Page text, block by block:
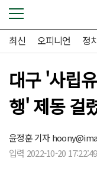
최신 오피니언 정
대구 '사립
행' 제동 걸
윤정훈 기자
입력 2022-10-20